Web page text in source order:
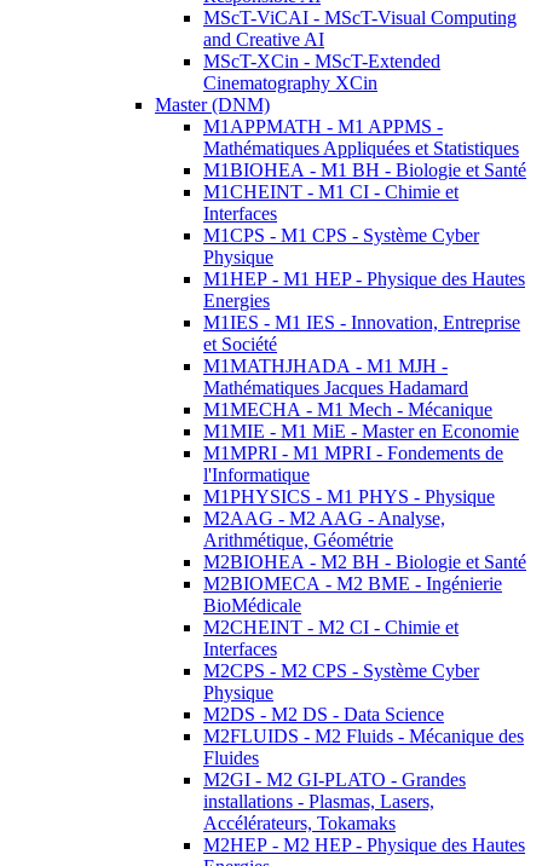
MScT-ViCAI - MScT-Visual Computing
and Creative AI
MScT-XCin - MScT-Extended
Cinematography XCin
Master (DNM)
M1APPMATH - M1 APPMS -
Mathématiques Appliquées et Statistiques
M1BIOHEA - M1 BH - Biologie et Santé
M1CHEINT - M1 CI - Chimie et
Interfaces
M1CPS - M1 CPS - Système Cyber
Physique
M1HEP - M1 HEP - Physique des Hautes
Energies
M1IES - M1 IES - Innovation, Entreprise
et Société
M1MATHJHADA - M1 MJH -
Mathématiques Jacques Hadamard
M1MECHA - M1 Mech - Mécanique
M1MIE - M1 MiE - Master en Economie
M1MPRI - M1 MPRI - Fondements de
l'Informatique
M1PHYSICS - M1 PHYS - Physique
M2AAG - M2 AAG - Analyse,
Arithmétique, Géométrie
M2BIOHEA - M2 BH - Biologie et Santé
M2BIOMECA - M2 BME - Ingénierie
BioMédicale
M2CHEINT - M2 CI - Chimie et
Interfaces
M2CPS - M2 CPS - Système Cyber
Physique
M2DS - M2 DS - Data Science
M2FLUIDS - M2 Fluids - Mécanique des
Fluides
M2GI - M2 GI-PLATO - Grandes
installations - Plasmas, Lasers,
Accélérateurs, Tokamaks
M2HEP - M2 HEP - Physique des Hautes